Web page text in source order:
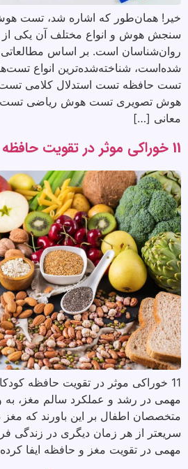
خیر! همان‌طور که اشاره شد، تست
سنجش هوش و انواع مختلف آن یکی
روان‌شناسان است. بر اساس مطالعاتی
شده‌است، شناخته‌شده‌ترین انواع
تست حافظه تست استدلال کلامی
هوش تصویری تست هوش ریاضی
معانی […]
11 خوراکی موثر در تقویت حافظه کودکان دبستانی
11 خوراکی موثر در تقویت حافظه
مهمی در رشد و عملکرد سالم مغز، به
متخصصان اطفال بر این باورند که مغز
سریعتر از هر زمان دیگری در زندگی
مهمی در تقویت مغز و حافظه ایفا